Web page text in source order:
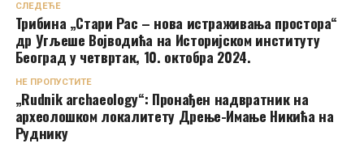
СЛЕДЕЋЕ
Трибина „Стари Рас – нова истраживања простора“
др Угљеше Војводића на Историјском институту
Београд у четвртак, 10. октобра 2024.
НЕ ПРОПУСТИТЕ
„Rudnik archaeology“: Пронађен надвратник на
археолошком локалитету Дрење-Имање Никића на
Руднику